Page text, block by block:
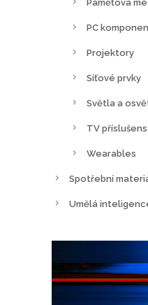
Paměťová
PC
Projektory
Síťové prvky
Světla a
TV
Wearables
Spotřební
Umělá